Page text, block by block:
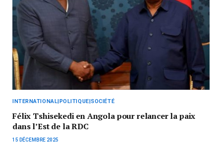
INTERNATIONAL|POLITIQUE|SOCIÉTÉ
Félix Tshisekedi en Angola pour relancer la paix
dans l’Est de la RDC
15 DÉCEMBRE 2025